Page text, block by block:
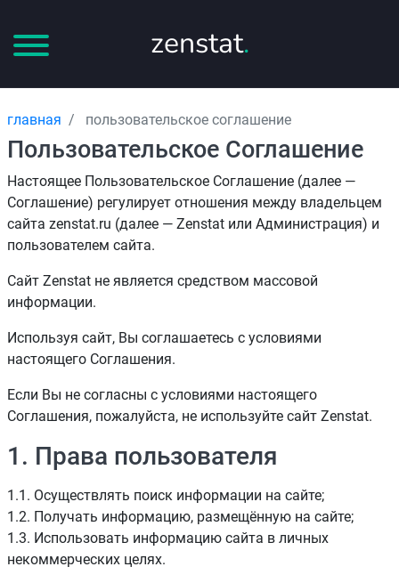
zenstat.
главная пользовательское соглашение
Пользовательское Соглашение
Настоящее Пользовательское Соглашение (далее —
Соглашение) регулирует отношения между владельцем
сайта zenstat.ru (далее — Zenstat или Администрация) и
пользователем сайта.
Сайт Zenstat не является средством массовой
информации.
Используя сайт, Вы соглашаетесь с условиями
настоящего Соглашения.
Если Вы не согласны с условиями настоящего
Соглашения, пожалуйста, не используйте сайт Zenstat.
1. Права пользователя
1.1. Осуществлять поиск информации на сайте;
1.2. Получать информацию, размещённую на сайте;
1.3. Использовать информацию сайта в личных
некоммерческих целях.